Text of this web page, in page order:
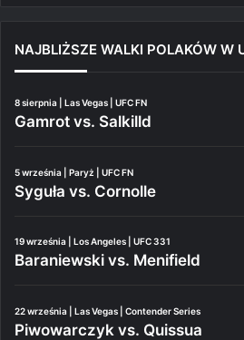
NAJBLIŻSZE WALKI POLAKÓW W
8 sierpnia | Las Vegas | UFC FN
Gamrot vs. Salkilld
5 września | Paryż | UFC FN
Syguła vs. Cornolle
19 września | Los Angeles | UFC 331
Baraniewski vs. Menifield
22 września | Las Vegas | Contender Series
Piwowarczyk vs. Quissua